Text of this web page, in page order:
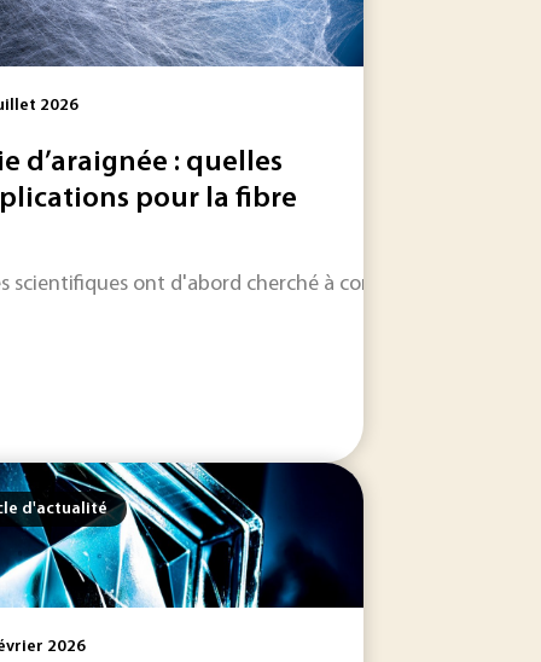
capteur graphène de PFAS. La start-up vise pour
en novembre ? Des nanofils de verre amorphe
2026
d’araignée : quelles
pour la fibre
scientifiques ont d'abord cherché à comprendre les
d'actualité
2026